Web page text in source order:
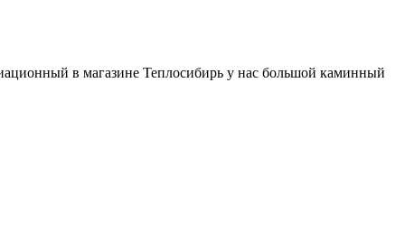
в магазине Теплосибирь у нас большой каминный